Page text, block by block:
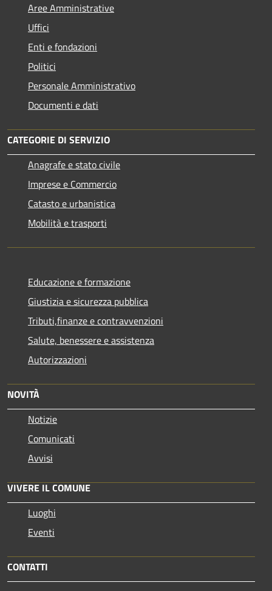
Aree Amministrative
Uffici
Enti e fondazioni
Politici
Personale Amministrativo
Documenti e dati
CATEGORIE DI SERVIZIO
Anagrafe e stato civile
Imprese e Commercio
Catasto e urbanistica
Mobilità e trasporti
Educazione e formazione
Giustizia e sicurezza pubblica
Tributi,finanze e contravvenzioni
Salute, benessere e assistenza
Autorizzazioni
NOVITÀ
Notizie
Comunicati
Avvisi
VIVERE IL COMUNE
Luoghi
Eventi
CONTATTI